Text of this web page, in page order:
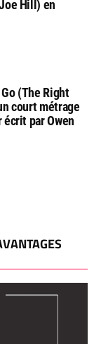
Hill) en
(The Right
court métrage
écrit par Owen